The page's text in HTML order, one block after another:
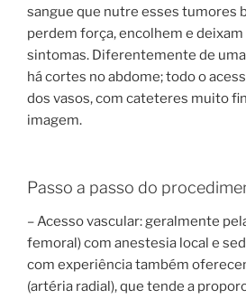
sangue que nutre esses tumores
perdem força, encolhem e
sintomas. Diferentemente de
há cortes no abdome; todo o
dos vasos, com cateteres muito
imagem.
Passo a passo do
– Acesso vascular: geralmente
femoral) com anestesia local e
com experiência também
(artéria radial), que tende a